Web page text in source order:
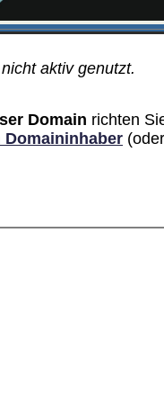
aktiv genutzt.
Domain richten
Domain­inhaber (oder